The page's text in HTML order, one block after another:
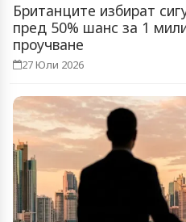
Британците избират
пред 50% шанс за 1
проучване
27 Юли 2026